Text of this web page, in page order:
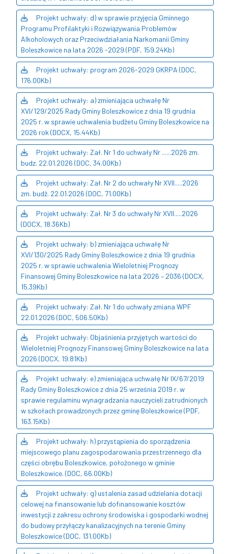
Projekt uchwały: d) w sprawie przyjęcia Gminnego
Programu Profilaktyki i Rozwiązywania Problemów
Alkoholowych oraz Przeciwdziałania Narkomanii Gminy
Boleszkowice na lata 2026 -2029 (PDF, 159.24Kb)
Projekt uchwały: program 2026-2029 GKRPA (DOC,
176.00Kb)
Projekt uchwały: a) zmieniająca uchwałę Nr
XVI/129/2025 Rady Gminy Boleszkowice z dnia 19 grudnia
2025 r. w sprawie uchwalenia budżetu Gminy Boleszkowice na
2026 rok (DOCX, 15.44Kb)
Projekt uchwały: Zał. Nr 1 do uchwały Nr ......2026 zm.
budz. 22.01.2026 (DOC, 34.00Kb)
Projekt uchwały: Zał. Nr 2 do uchwały Nr XVII.....2026
zm. budż. 22.01.2026 (DOC, 71.00Kb)
Projekt uchwały: Zał. Nr 3 do uchwały Nr XVII.....2026
(DOCX, 18.36Kb)
Projekt uchwały: b) zmieniająca uchwałę Nr
XVI/130/2025 Rady Gminy Boleszkowice z dnia 19 grudnia
2025 r. w sprawie uchwalenia Wieloletniej Prognozy
Finansowej Gminy Boleszkowice na lata 2026 – 2036 (DOCX,
15.39Kb)
Projekt uchwały: Zał. Nr 1 do uchwały zmiana WPF
22.01.2026 (DOC, 506.50Kb)
Projekt uchwały: Objaśnienia przyjętych wartości do
Wieloletniej Prognozy Finansowej Gminy Boleszkowice na lata
2026 (DOCX, 19.81Kb)
Projekt uchwały: e) zmieniająca uchwałę Nr IX/67/2019
Rady Gminy Boleszkowice z dnia 25 września 2019 r. w
sprawie regulaminu wynagradzania nauczycieli zatrudnionych
w szkołach prowadzonych przez gminę Boleszkowice (PDF,
163.15Kb)
Projekt uchwały: h) przystąpienia do sporządzenia
miejscowego planu zagospodarowania przestrzennego dla
części obrębu Boleszkowice, położonego w gminie
Boleszkowice. (DOC, 66.00Kb)
Projekt uchwały: g) ustalenia zasad udzielania dotacji
celowej na finansowanie lub dofinansowanie kosztów
inwestycji z zakresu ochrony środowiska i gospodarki wodnej
do budowy przyłączy kanalizacyjnych na terenie Gminy
Boleszkowice (DOC, 131.00Kb)